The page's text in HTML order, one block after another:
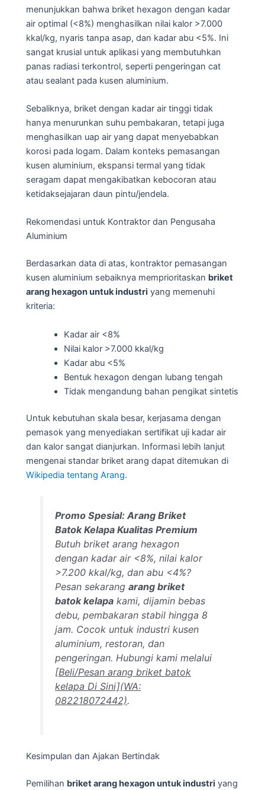
menunjukkan bahwa briket hexagon dengan kadar
air optimal (<8%) menghasilkan nilai kalor >7.000
kkal/kg, nyaris tanpa asap, dan kadar abu <5%. Ini
sangat krusial untuk aplikasi yang membutuhkan
panas radiasi terkontrol, seperti pengeringan cat
atau sealant pada kusen aluminium.
Sebaliknya, briket dengan kadar air tinggi tidak
hanya menurunkan suhu pembakaran, tetapi juga
menghasilkan uap air yang dapat menyebabkan
korosi pada logam. Dalam konteks pemasangan
kusen aluminium, ekspansi termal yang tidak
seragam dapat mengakibatkan kebocoran atau
ketidaksejajaran daun pintu/jendela.
Rekomendasi untuk Kontraktor dan Pengusaha
Aluminium
Berdasarkan data di atas, kontraktor pemasangan
kusen aluminium sebaiknya memprioritaskan briket
arang hexagon untuk industri yang memenuhi
kriteria:
Kadar air <8%
Nilai kalor >7.000 kkal/kg
Kadar abu <5%
Bentuk hexagon dengan lubang tengah
Tidak mengandung bahan pengikat sintetis
Untuk kebutuhan skala besar, kerjasama dengan
pemasok yang menyediakan sertifikat uji kadar air
dan kalor sangat dianjurkan. Informasi lebih lanjut
mengenai standar briket arang dapat ditemukan di
Wikipedia tentang Arang.
Promo Spesial: Arang Briket
Batok Kelapa Kualitas Premium
Butuh briket arang hexagon
dengan kadar air <8%, nilai kalor
>7.200 kkal/kg, dan abu <4%?
Pesan sekarangarang briket
batok kelapa kami, dijamin bebas
debu, pembakaran stabil hingga 8
jam. Cocok untuk industri kusen
aluminium, restoran, dan
pengeringan. Hubungi kami melalui
[Beli/Pesan arang briket batok
kelapa Di Sini](WA:
082218072442).
Kesimpulan dan Ajakan Bertindak
Pemilihan briket arang hexagon untuk industri yang